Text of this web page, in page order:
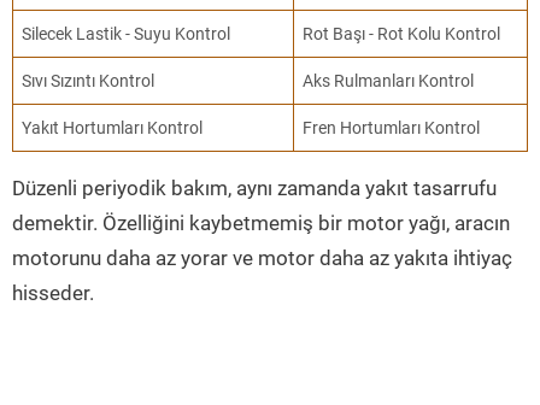
Silecek Lastik - Suyu Kontrol Rot Başı - Rot Kolu Kontrol
Sıvı Sızıntı Kontrol Aks Rulmanları Kontrol
Yakıt Hortumları Kontrol Fren Hortumları Kontrol
Düzenli periyodik bakım, aynı zamanda yakıt tasarrufu
demektir. Özelliğini kaybetmemiş bir motor yağı, aracın
motorunu daha az yorar ve motor daha az yakıta ihtiyaç
hisseder.